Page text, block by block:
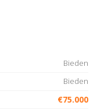
Bieden
Bieden
€75.000